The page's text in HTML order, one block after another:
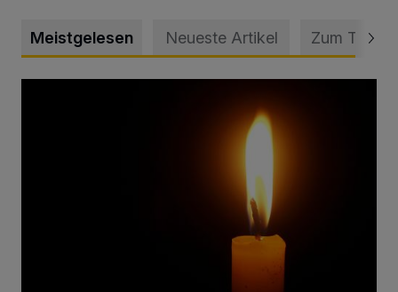
Meistgelesen Neueste Artikel Zum Thema